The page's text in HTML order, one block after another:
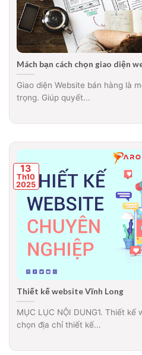
Mách bạn cách chọn giao diện
Giao diện Website bán hàng là
trọng. Giúp quyết...
Thiết kế website Vĩnh Long
MỤC LỤC NỘI DUNG1. Thiết
chọn địa chỉ thiết kế...
13
Th10
2025